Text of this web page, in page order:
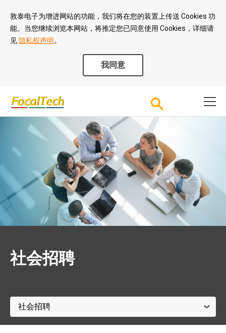
敦泰电子为增进网站的功能，我们将在您的装置上传送 Cookies 功
能。当您继续浏览本网站，将推定您已同意使用 Cookies，详细请
见 隐私权声明 。
我同意
社会招聘